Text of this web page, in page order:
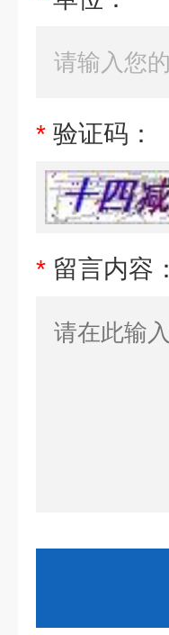
* 验证码：
* 留言内容：